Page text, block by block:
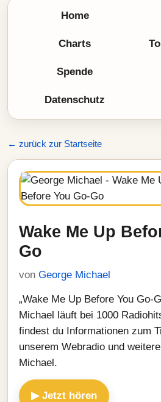
Home
Charts
Spende
Datenschutz
← zurück zur Startseite
Wake Me Up
Go
von George Michael
„Wake Me Up Before You Go-
Michael läuft bei 1000
findest du Informationen zum
unserem Webradio und
Michael.
▶ Jetzt hören